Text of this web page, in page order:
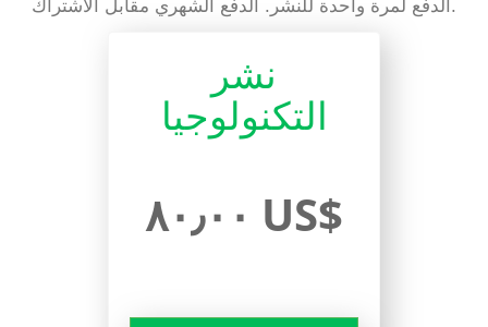
الدفع لمرة واحدة للنشر. الدفع الشهري مقابل الاشتراك.
نشر
التكنولوجيا
٨٠٫٠٠ US$